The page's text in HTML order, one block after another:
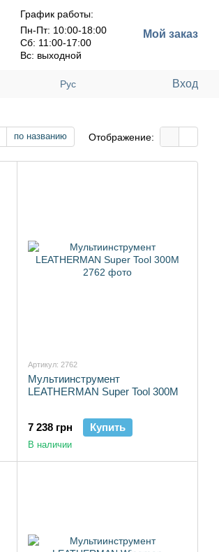
График работы:
Пн-Пт: 10:00-18:00
Сб: 11:00-17:00
Вс: выходной
Мой заказ
Рус Вход
по названию Отображение:
Артикул: 2762
Мультиинструмент
LEATHERMAN Super Tool 300M
7 238 грн Купить
В наличии